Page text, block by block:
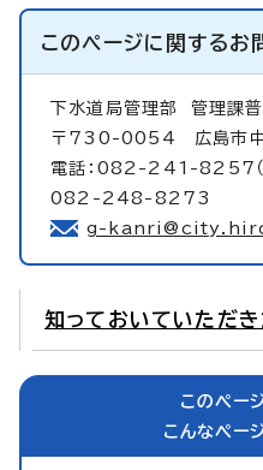
このページに関するお
下水道局管理部 管理課
〒730-0054 広島市中
電話：082-241-8257（
082-248-8273
g-
知っておいていただき
このペー
こんなペー